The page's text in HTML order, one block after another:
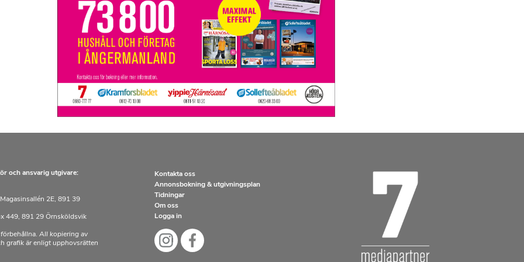
och ansvarig utgivare:
Magasinsallén 2E, 891 39
449, 891 29 Örnsköldsvik
All kopiering av
grafik är enligt upphovsrätten
Kontakta oss
Annonsbokning & utgivningsplan
Tidningar
Om oss
Logga in